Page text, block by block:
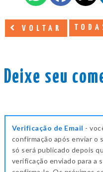
VOLTAR
Deixe seu
Verificação de Email -
confirmação após enviar o
só será publicado depois
verificação enviado para a